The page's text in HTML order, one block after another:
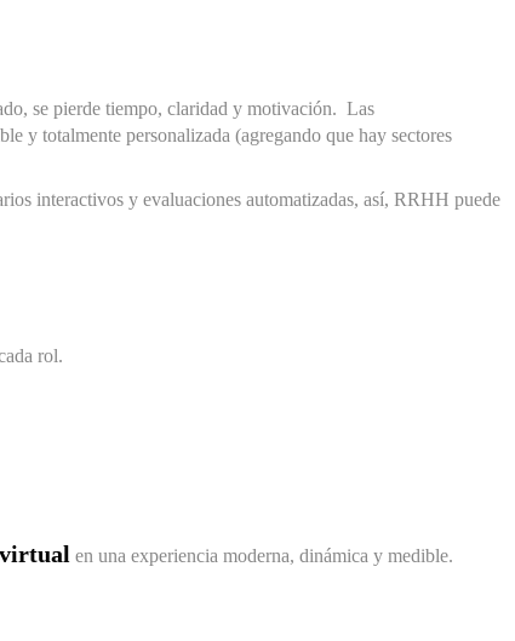
se pierde tiempo, claridad y motivación. Las
y totalmente personalizada (agregando que hay sectores
interactivos y evaluaciones automatizadas, así, RRHH puede
rol.
en una experiencia moderna, dinámica y medible.